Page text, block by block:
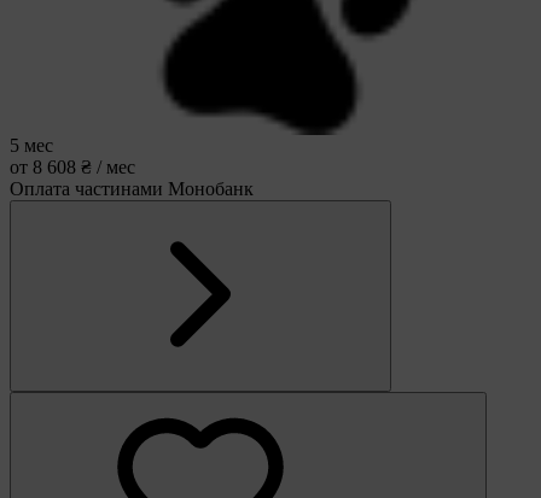
5 мес
от 8 608 ₴ / мес
Оплата частинами Монобанк